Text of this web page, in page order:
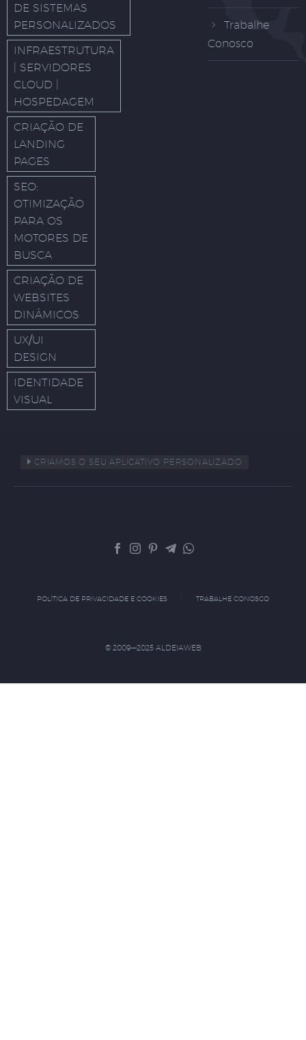
DE SISTEMAS
PERSONALIZADOS
INFRAESTRUTURA
| SERVIDORES
CLOUD |
HOSPEDAGEM
CRIAÇÃO DE
LANDING
PAGES
SEO:
OTIMIZAÇÃO
PARA OS
MOTORES DE
BUSCA
CRIAÇÃO DE
WEBSITES
DINÂMICOS
UX/UI
DESIGN
IDENTIDADE
VISUAL
Trabalhe
Conosco
CRIAMOS O SEU APLICATIVO PERSONALIZADO
POLÍTICA DE PRIVACIDADE E COOKIES TRABALHE CONOSCO
© 2009—2025 ALDEIAWEB